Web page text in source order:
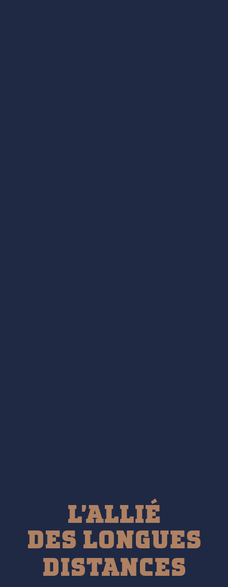
L'ALLIÉ
DES LONGUES
DISTANCES